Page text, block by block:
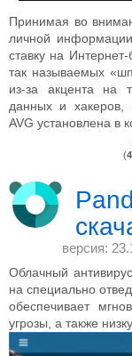
Принимая во
личной
ставку на
так называемых
из-за акцента на
данных и хакеров,
AVG установлена в
(
версия:
Облачный
на специально
обеспечивает
угрозы, а также